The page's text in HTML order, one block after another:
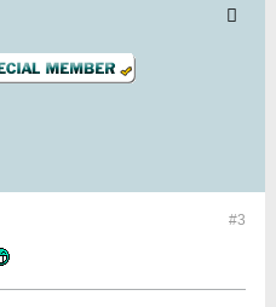
#3